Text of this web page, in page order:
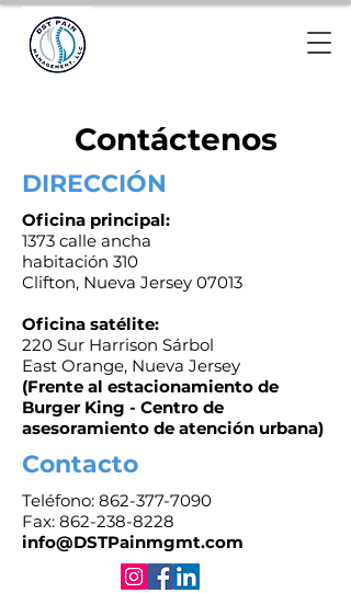
Contáctenos
DIRECCIÓN
Oficina principal:
1373 calle ancha
habitación 310
Clifton, Nueva Jersey 07013
Oficina satélite:
220 Sur Harrison Sárbol
East Orange, Nueva Jersey
(Frente al estacionamiento de
Burger King - Centro de
asesoramiento de atención urbana)
Contacto
Teléfono: 862-377-7090
Fax: 862-238-8228
info@DSTPainmgmt.com